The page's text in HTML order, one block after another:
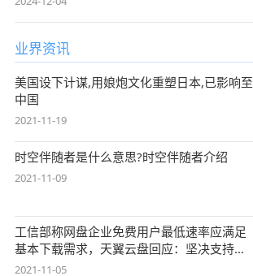
业界资讯
美国设下计谋,用娘炮文化重塑日本,已影响至
中国
2021-11-19
时空伴随者是什么意思?时空伴随者介绍
2021-11-09
工信部称网盘企业免费用户最低速率应满足
基本下载需求，天翼云盘回应：坚决支持，
始终
2021-11-05